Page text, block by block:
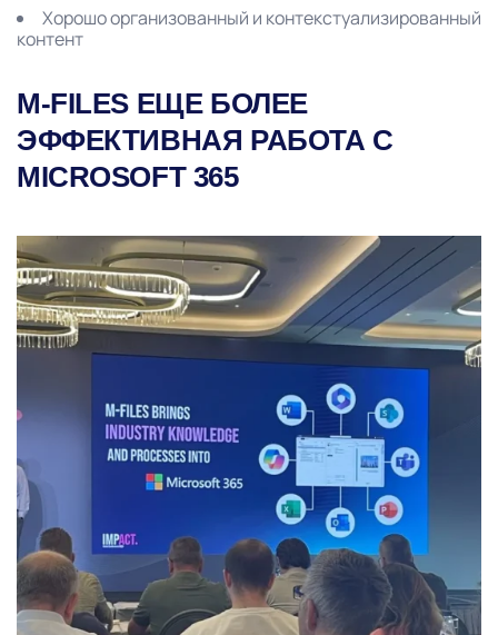
Хорошо организованный и контекстуализированный
контент
M-FILES ЕЩЕ БОЛЕЕ
ЭФФЕКТИВНАЯ РАБОТА С
MICROSOFT 365